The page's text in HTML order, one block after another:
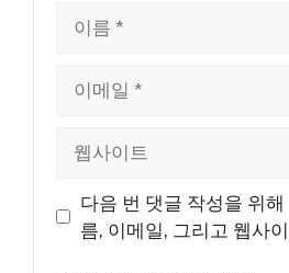
트
다음 번 댓글 작성을 위
름, 이메일, 그리고 웹사